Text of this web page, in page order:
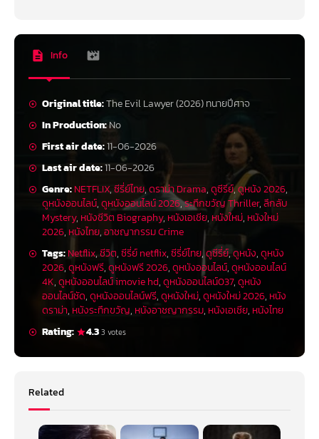
Info
Original title:The Evil Lawyer (2026) ทนายปีศาจ
In Production:No
First air date:11-06-2026
Last air date:11-06-2026
Genre:NETFLIX,ซีรี่ย์ไทย,ดราม่า Drama,ดูซีรีย์,ดูหนัง 2026,
ดูหนังออนไลน์,ดูหนังออนไลน์ 2026,ระทึกขวัญ Thriller,ลึกลับ
Mystery, หนังชีวิต Biography, หนังเอเชีย, หนังใหม่, หนังใหม่
2026, หนังไทย,อาชญากรรม Crime
Tags:Netflix,ชีวิต,ซีรี่ย์ netflix,ซีรี่ย์ไทย,ดูซีรี่ย์,ดูหนัง,ดูหนัง
2026,ดูหนังฟรี,ดูหนังฟรี 2026,ดูหนังออนไลน์,ดูหนังออนไลน์
4K,ดูหนังออนไลน์ imovie hd,ดูหนังออนไลน์037,ดูหนัง
ออนไลน์ชัด,ดูหนังออนไลน์ฟรี,ดูหนังใหม่,ดูหนังใหม่ 2026, หนัง
ดราม่า, หนังระทึกขวัญ, หนังอาชญากรรม, หนังเอเชีย, หนังไทย
Rating:
4.33 votes
Related